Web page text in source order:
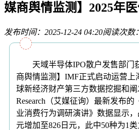
媒商舆情监测】2025年
发布时间：2025-12-24 04:20阅读次数
天域半导体IPO散户发售部门
商舆情监测】IMF正式启动运营上
球新经济财产第三方数据挖掘和阐
Research（艾媒征询）最新发布的
业消费行为调研演讲》数据显示，
元增加至826日元，此中50种为1